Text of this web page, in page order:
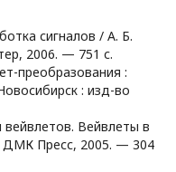
сигналов / А. Б.
2006. — 751 с.
преобразования :
: изд-во
Вейвлеты в
ДМК Пресс, 2005. — 304